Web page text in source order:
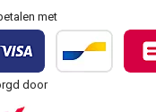
met
door